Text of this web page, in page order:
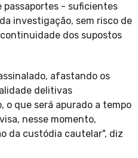
passaportes - suficientes
investigação, sem risco de
dos supostos
afastando os
delitivas
que será apurado a tempo
nesse momento,
da custódia cautelar", diz